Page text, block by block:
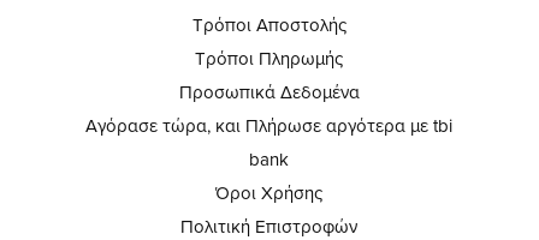
Τρόποι Αποστολής
Τρόποι Πληρωμής
Προσωπικά Δεδομένα
Αγόρασε τώρα, και Πλήρωσε αργότερα με tbi
bank
Όροι Χρήσης
Πολιτική Επιστροφών